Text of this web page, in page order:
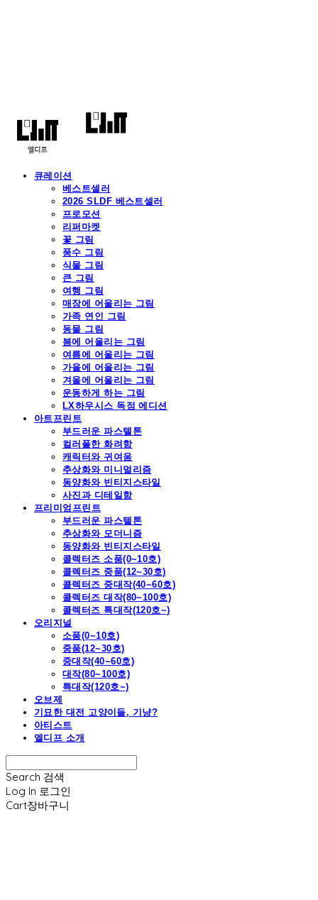
큐레이션
베스트셀러
2026 SLDF 베스트셀러
프로모션
리퍼마켓
꽃 그림
풍수 그림
식물 그림
큰 그림
여행 그림
매장에 어울리는 그림
가족 연인 그림
동물 그림
봄에 어울리는 그림
여름에 어울리는 그림
가을에 어울리는 그림
겨울에 어울리는 그림
운동하게 하는 그림
LX하우시스 독점 에디션
아트프린트
부드러운 파스텔톤
컬러풀한 화려함
캐릭터와 귀여움
추상화와 미니멀리즘
동양화와 빈티지스타일
사진과 디테일함
프리미엄프린트
부드러운 파스텔톤
추상화와 모더니즘
동양화와 빈티지스타일
콜렉터즈 소품(0~10호)
콜렉터즈 중품(12~30호)
콜렉터즈 중대작(40~60호)
콜렉터즈 대작(80~100호)
콜렉터즈 특대작(120호~)
오리지널
소품(0~10호)
중품(12~30호)
중대작(40~60호)
대작(80~100호)
특대작(120호~)
오브제
기묘한 대전 고양이들, 기냥?
아티스트
엘디프 소개
Search 검색
Log In 로그인
Cart장바구니